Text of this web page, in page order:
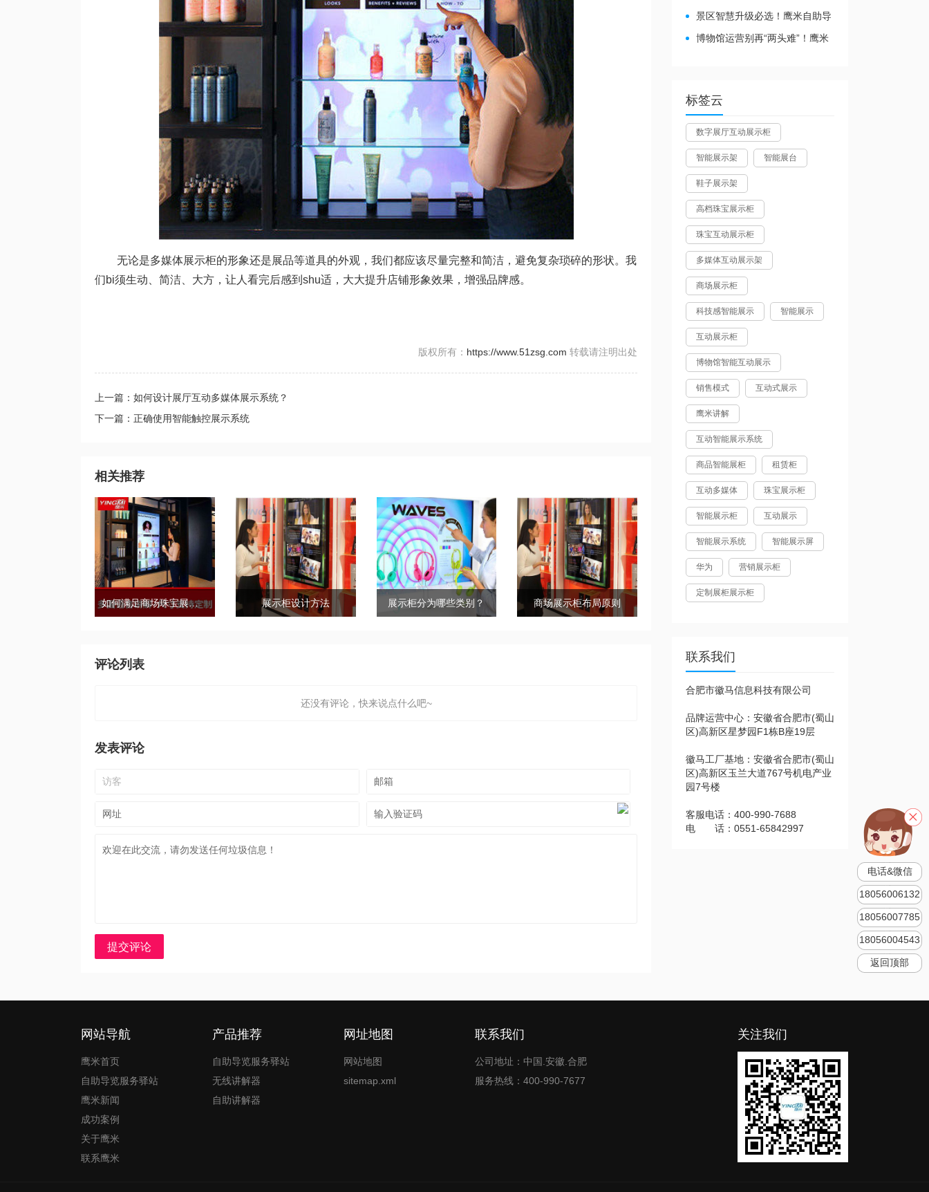
无论是多媒体展示柜的形象还是展品等道具的外观，我们都应该尽量完整和简洁，避免复杂琐碎的形状。我
们bi须生动、简洁、大方，让人看完后感到shu适，大大提升店铺形象效果，增强品牌感。
版权所有： https://www.51zsg.com 转载请注明出处
上一篇：如何设计展厅互动多媒体展示系统？
下一篇：正确使用智能触控展示系统
相关推荐
如何满足商场珠宝展示柜的需求标准？ 展示柜设计方法 展示柜分为哪些类别？ 商场展示柜布局原则
评论列表
还没有评论，快来说点什么吧~
发表评论
提交评论
自助导览租赁柜就够了
景区智慧升级必选！鹰米自助导
览租赁柜让游客舒心、运营省心
博物馆运营别再“两头难”！鹰米
标签云
数字展厅互动展示柜
智能展示架 智能展台
鞋子展示架
高档珠宝展示柜
珠宝互动展示柜
多媒体互动展示架
商场展示柜
科技感智能展示 智能展示
互动展示柜
博物馆智能互动展示
销售模式 互动式展示
鹰米讲解
互动智能展示系统
商品智能展柜 租赁柜
互动多媒体 珠宝展示柜
智能展示柜 互动展示
智能展示系统 智能展示屏
华为 营销展示柜
定制展柜展示柜
联系我们
合肥市徽马信息科技有限公司
品牌运营中心：安徽省合肥市(蜀山
区)高新区星梦园F1栋B座19层
徽马工厂基地：安徽省合肥市(蜀山
区)高新区玉兰大道767号机电产业
园7号楼
客服电话：400-990-7688
电 话：0551-65842997
网站导航
鹰米首页
自助导览服务驿站
鹰米新闻
成功案例
关于鹰米
联系鹰米
产品推荐
自助导览服务驿站
无线讲解器
自助讲解器
网址地图
网站地图
sitemap.xml
联系我们
公司地址：中国.安徽.合肥
服务热线：400-990-7677
关注我们
电话&微信
18056006132
18056007785
18056004543
返回顶部